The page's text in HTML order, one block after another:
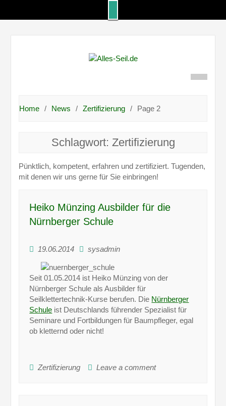
Home News Zertifizierung Page 2
Schlagwort: Zertifizierung
Pünktlich, kompetent, erfahren und zertifiziert. Tugenden,
mit denen wir uns gerne für Sie einbringen!
Heiko Münzing Ausbilder für die
Nürnberger Schule
19.06.2014 sysadmin
Seit 01.05.2014 ist Heiko Münzing von der
Nürnberger Schule als Ausbilder für
Seilklettertechnik-Kurse berufen. Die Nürnberger
Schule ist Deutschlands führender Spezialist für
Seminare und Fortbildungen für Baumpfleger, egal
ob kletternd oder nicht!
Zertifizierung Leave a comment